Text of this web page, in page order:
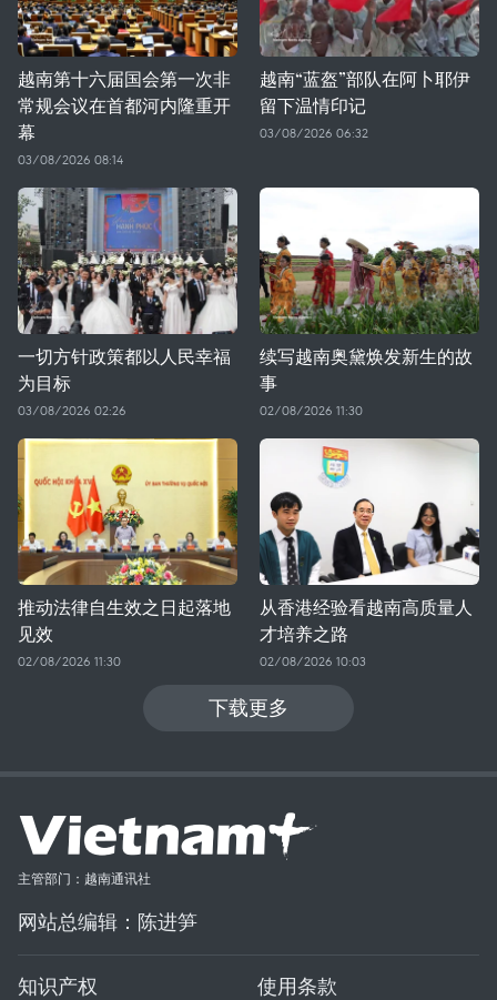
越南第十六届国会第一次非
常规会议在首都河内隆重开
幕
03/08/2026 08:14
越南“蓝盔”部队在阿卜耶伊
留下温情印记
03/08/2026 06:32
一切方针政策都以人民幸福
为目标
03/08/2026 02:26
续写越南奥黛焕发新生的故
事
02/08/2026 11:30
推动法律自生效之日起落地
见效
02/08/2026 11:30
从香港经验看越南高质量人
才培养之路
02/08/2026 10:03
下载更多
主管部门：越南通讯社
网站总编辑：陈进笋
知识产权 使用条款